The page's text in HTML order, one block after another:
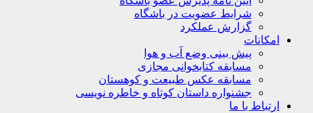
شرایط عضویت در باشگاه
گزارش عملکرد
پیش بینی وضع آب و هوا
مسابقه کتابخوانی مجازی
مسابقه عکس طبیعت و کوهستان
جشنواره داستان کوتاه و خاطره نویسی
با ما